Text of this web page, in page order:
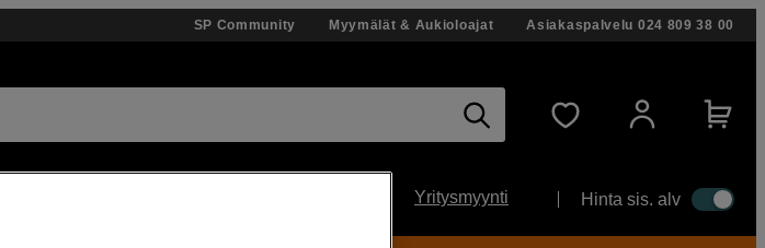
SP Community Myymälät & Aukioloajat Asiakaspalvelu 024 809 38 00
Yritysmyynti Hinta sis. alv